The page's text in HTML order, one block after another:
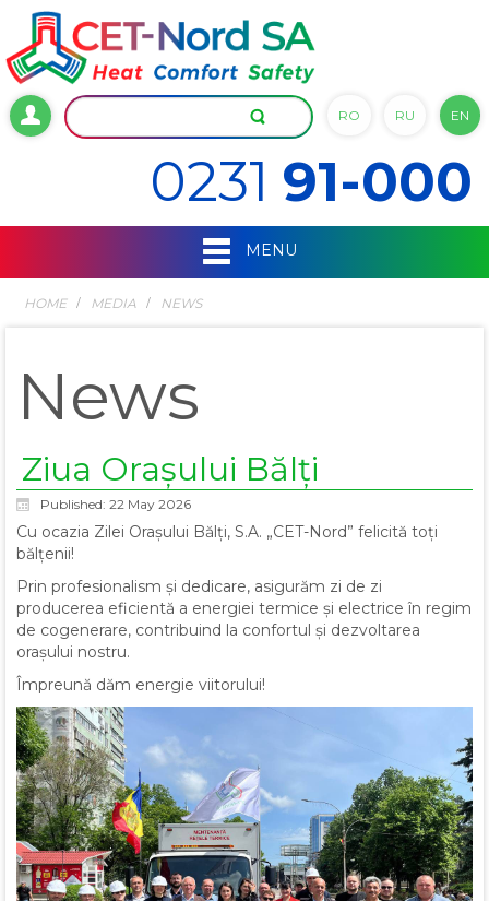
RO RU EN
0231 91-000
MENU
HOME MEDIA NEWS
News
Ziua Orașului Bălți
Published: 22 May 2026
Cu ocazia Zilei Orașului Bălți, S.A. „CET-Nord” felicită toți
bălțenii!
Prin profesionalism și dedicare, asigurăm zi de zi
producerea eficientă a energiei termice și electrice în regim
de cogenerare, contribuind la confortul și dezvoltarea
orașului nostru.
Împreună dăm energie viitorului!